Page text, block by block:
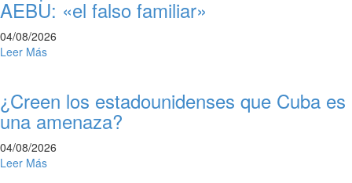
AEBU: «el falso familiar»
04/08/2026
Leer Más
¿Creen los estadounidenses que Cuba es
una amenaza?
04/08/2026
Leer Más